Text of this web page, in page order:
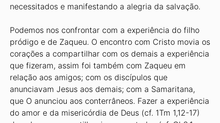
necessitados e manifestando a alegria da salvação.
Podemos nos confrontar com a experiência do filho
pródigo e de Zaqueu. O encontro com Cristo movia os
corações a compartilhar com os demais a experiência
que fizeram, assim foi também com Zaqueu em
relação aos amigos; com os discípulos que
anunciavam Jesus aos demais; com a Samaritana,
que O anunciou aos conterrâneos. Fazer a experiência
do amor e da misericórdia de Deus (cf. 1Tm 1,12-17)